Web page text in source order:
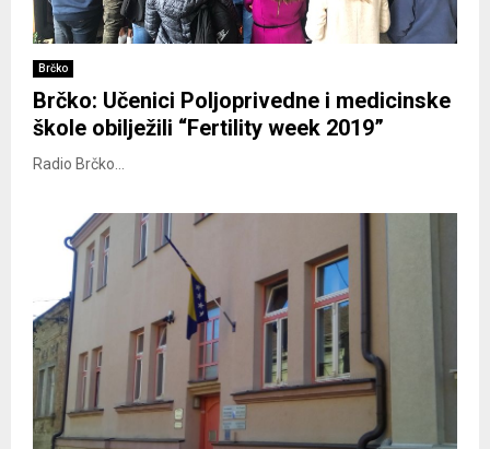
Brčko
Brčko: Učenici Poljoprivedne i medicinske
škole obilježili “Fertility week 2019”
Radio Brčko...